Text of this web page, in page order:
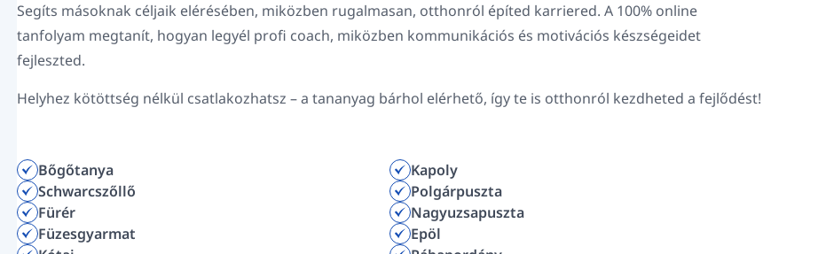
Segíts másoknak céljaik elérésében, miközben rugalmasan, otthonról építed karriered. A 100% online
tanfolyam megtanít, hogyan legyél profi coach, miközben kommunikációs és motivációs készségeidet
fejleszted.
Helyhez kötöttség nélkül csatlakozhatsz – a tananyag bárhol elérhető, így te is otthonról kezdheted a fejlődést!
Bőgőtanya
Schwarcszőllő
Fürér
Füzesgyarmat
Kapoly
Polgárpuszta
Nagyuzsapuszta
Epöl